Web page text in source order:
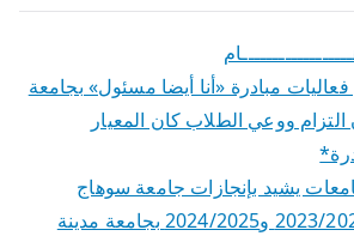
مبادرة «أنا أيضا مسئول» بجامعة
ووعي الطلاب كان المعيار
يشيد بإنجازات جامعة سوهاج
للعامين الجامعيين 2023/2024 و2024/2025 بجامعة مدينة